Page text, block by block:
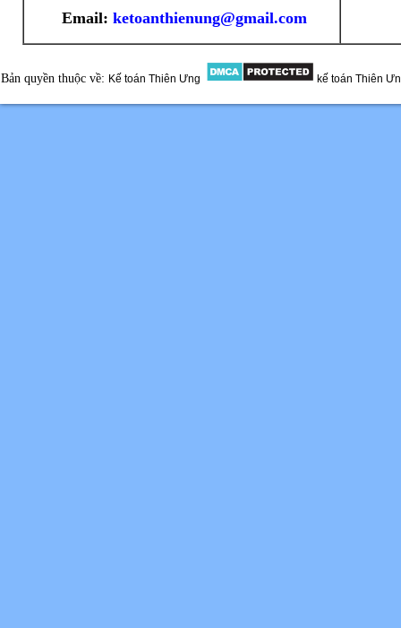
Email: ketoanthienung@gmail.com
Bản quyền thuộc về: Kế toán Thiên Ưng kế toán Thiên